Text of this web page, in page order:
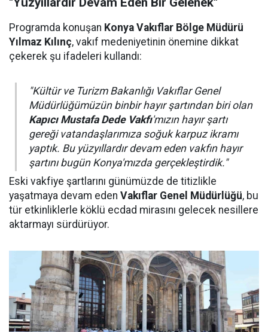
Programda konuşan Konya Vakıflar Bölge Müdürü
Yılmaz Kılınç, vakıf medeniyetinin önemine dikkat
çekerek şu ifadeleri kullandı:
"Kültür ve Turizm Bakanlığı Vakıflar Genel
Müdürlüğümüzün binbir hayır şartından biri olan
Kapıcı Mustafa Dede Vakfı'mızın hayır şartı
gereği vatandaşlarımıza soğuk karpuz ikramı
yaptık. Bu yüzyıllardır devam eden vakfın hayır
şartını bugün Konya'mızda gerçekleştirdik."
Eski vakfiye şartlarını günümüzde de titizlikle
yaşatmaya devam eden Vakıflar Genel Müdürlüğü, bu
tür etkinliklerle köklü ecdad mirasını gelecek nesillere
aktarmayı sürdürüyor.